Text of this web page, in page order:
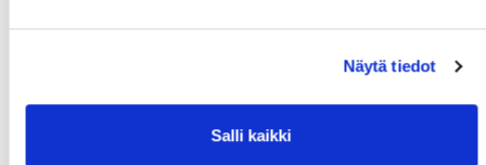
Näytä tiedot
Salli kaikki
Sport – HIFK akatemia 6-4 (1-1, 2-1, 3-2)
Ottelu alkaa Sportin hienoisessa hallinnassa, mutta
mitä pidemmälle erä menee, sitä tasaisemmaksi peli